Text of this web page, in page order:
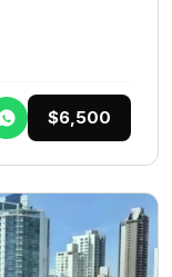
$6,500